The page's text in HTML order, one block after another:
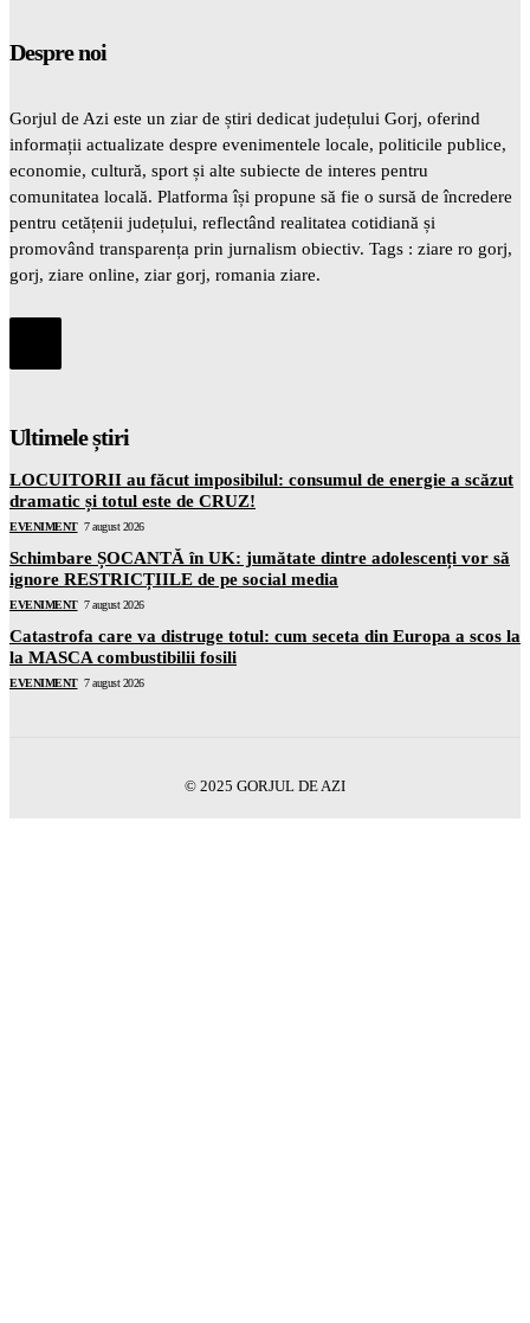
Despre noi
Gorjul de Azi este un ziar de știri dedicat județului Gorj, oferind
informații actualizate despre evenimentele locale, politicile publice,
economie, cultură, sport și alte subiecte de interes pentru
comunitatea locală. Platforma își propune să fie o sursă de încredere
pentru cetățenii județului, reflectând realitatea cotidiană și
promovând transparența prin jurnalism obiectiv. Tags : ziare ro gorj,
gorj, ziare online, ziar gorj, romania ziare.
Ultimele știri
LOCUITORII au făcut imposibilul: consumul de energie a scăzut
dramatic și totul este de CRUZ!
EVENIMENT 7 august 2026
Schimbare ȘOCANTĂ în UK: jumătate dintre adolescenți vor să
ignore RESTRICȚIILE de pe social media
EVENIMENT 7 august 2026
Catastrofa care va distruge totul: cum seceta din Europa a scos la
la MASCA combustibilii fosili
EVENIMENT 7 august 2026
© 2025 GORJUL DE AZI